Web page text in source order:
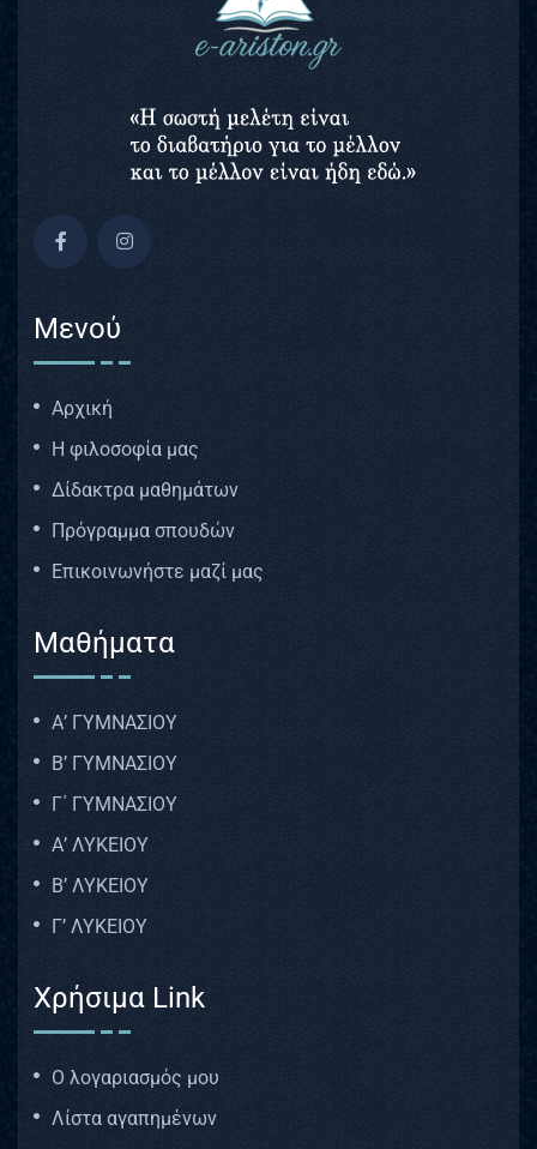
Μενού
Αρχική
Η φιλοσοφία μας
Δίδακτρα μαθημάτων
Πρόγραμμα σπουδών
Επικοινωνήστε μαζί μας
Μαθήματα
Α’ ΓΥΜΝΑΣΙΟΥ
Β’ ΓΥΜΝΑΣΙΟΥ
Γ΄ ΓΥΜΝΑΣΙΟΥ
Α’ ΛΥΚΕΙΟΥ
Β’ ΛΥΚΕΙΟΥ
Γ’ ΛΥΚΕΙΟΥ
Χρήσιμα Link
Ο λογαριασμός μου
Λίστα αγαπημένων